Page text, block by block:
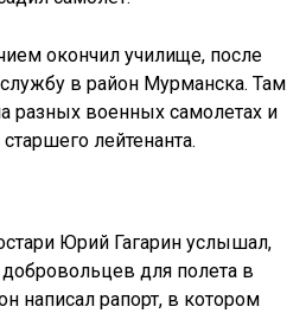
окончил училище, после
в район Мурманска. Там
разных военных самолетах и
лейтенанта.
Юрий Гагарин услышал,
для полета в
написал рапорт, в котором